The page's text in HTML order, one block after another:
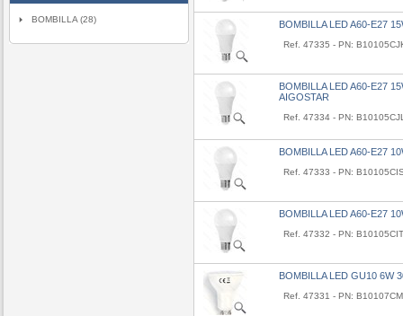
BOMBILLA (28) BOMBILLA LED A60-E27
Ref. 47335 - PN:
BOMBILLA LED A60-E27
AIGOSTAR
Ref. 47334 - PN:
BOMBILLA LED A60-E27
Ref. 47333 - PN:
BOMBILLA LED A60-E27
Ref. 47332 - PN: B10105CIT
BOMBILLA LED GU10 6W
Ref. 47331 - PN: